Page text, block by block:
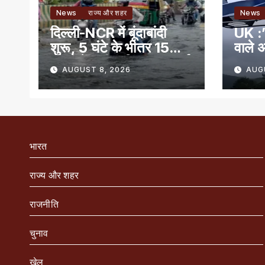
News राज्य और शहर
दिल्ली-NCR में बूंदाबांदी
शुरू, 5 घंटे के भीतर 15
राज्यों में भारी बारिश का अलर्ट
AUGUST 8, 2026
News
UK
वाले
भारत
राज्य और शहर
राजनीति
चुनाव
खेल